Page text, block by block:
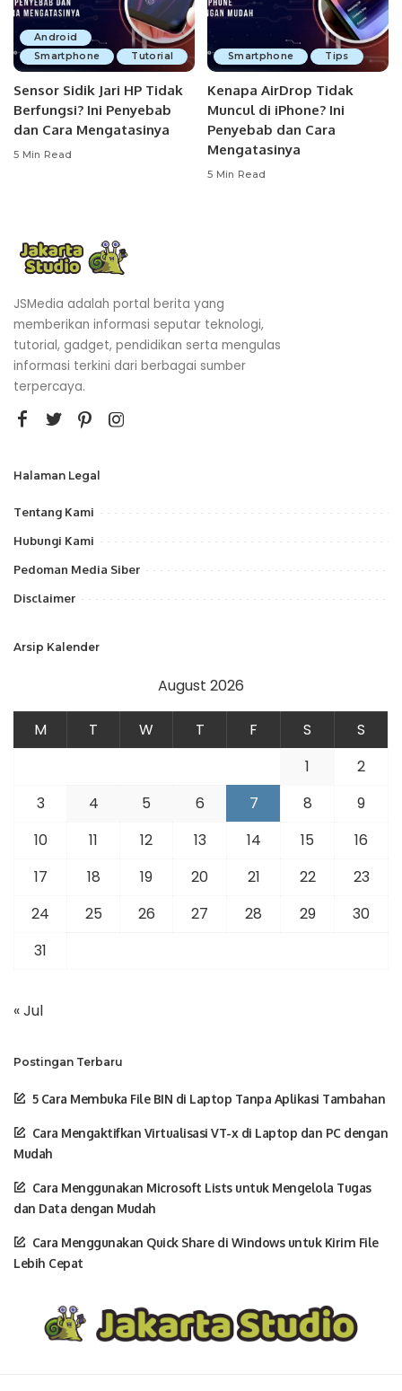
Android
Smartphone
Tutorial
Sensor Sidik Jari HP Tidak
Berfungsi? Ini Penyebab
dan Cara Mengatasinya
5 Min Read
Smartphone Tips
Kenapa AirDrop Tidak
Muncul di iPhone? Ini
Penyebab dan Cara
Mengatasinya
5 Min Read
JSMedia adalah portal berita yang
memberikan informasi seputar teknologi,
tutorial, gadget, pendidikan serta mengulas
informasi terkini dari berbagai sumber
terpercaya.
Halaman Legal
Tentang Kami
Hubungi Kami
Pedoman Media Siber
Disclaimer
Arsip Kalender
August 2026
M T W T F S
S
1
2
3
4 5 6 7 8
9
10
11 12 13 14 15
16
17
18 19 20 21 22
23
24
25 26 27 28 29
30
31
« Jul
Postingan Terbaru
5 Cara Membuka File BIN di Laptop Tanpa Aplikasi Tambahan
Cara Mengaktifkan Virtualisasi VT-x di Laptop dan PC dengan
Mudah
Cara Menggunakan Microsoft Lists untuk Mengelola Tugas
dan Data dengan Mudah
Cara Menggunakan Quick Share di Windows untuk Kirim File
Lebih Cepat